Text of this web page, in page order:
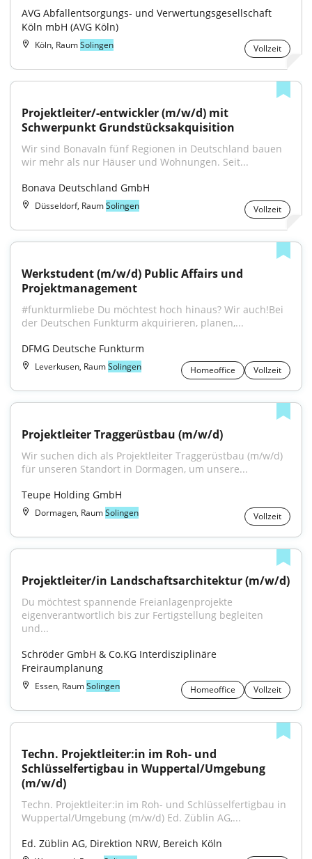
AVG Abfallentsorgungs- und Verwertungsgesellschaft
Köln mbH (AVG Köln)
Köln, RaumSolingen Vollzeit
Projektleiter/-entwickler (m/w/d) mit
Schwerpunkt Grundstücksakquisition
Wir sind BonavaIn fünf Regionen in Deutschland bauen
wir mehr als nur Häuser und Wohnungen. Seit...
Bonava Deutschland GmbH
Düsseldorf, RaumSolingen Vollzeit
Werkstudent (m/w/d) Public Affairs und
Projektmanagement
#funkturmliebe Du möchtest hoch hinaus? Wir auch!Bei
der Deutschen Funkturm akquirieren, planen,...
DFMG Deutsche Funkturm
Leverkusen, RaumSolingen Homeoffice Vollzeit
Projektleiter Traggerüstbau (m/w/d)
Wir suchen dich als Projektleiter Traggerüstbau (m/w/d)
für unseren Standort in Dormagen, um unsere...
Teupe Holding GmbH
Dormagen, RaumSolingen Vollzeit
Projektleiter/in Landschaftsarchitektur (m/w/d)
Du möchtest spannende Freianlagenprojekte
eigenverantwortlich bis zur Fertigstellung begleiten
und...
Schröder GmbH & Co.KG Interdisziplinäre
Freiraumplanung
Essen, RaumSolingen Homeoffice Vollzeit
Techn. Projektleiter:in im Roh- und
Schlüsselfertigbau in Wuppertal/Umgebung
(m/w/d)
Techn. Projektleiter:in im Roh- und Schlüsselfertigbau in
Wuppertal/Umgebung (m/w/d) Ed. Züblin AG,...
Ed. Züblin AG, Direktion NRW, Bereich Köln